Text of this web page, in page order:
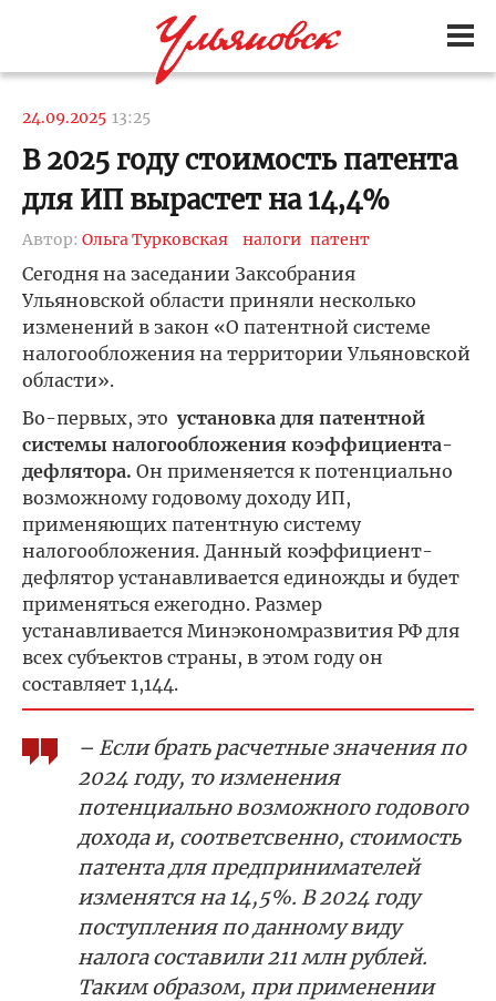
24.09.2025 13:25
В 2025 году стоимость патента
для ИП вырастет на 14,4%
Автор: Ольга Турковская налоги патент
Сегодня на заседании Заксобрания
Ульяновской области приняли несколько
изменений в закон «О патентной системе
налогообложения на территории Ульяновской
области».
Во-первых, этоустановка для патентной
системы налогообложения коэффициента-
дефлятора. Он применяется к потенциально
возможному годовому доходу ИП,
применяющих патентную систему
налогообложения. Данный коэффициент-
дефлятор устанавливается единожды и будет
применяться ежегодно. Размер
устанавливается Минэкономразвития РФ для
всех субъектов страны, в этом году он
составляет 1,144.
– Если брать расчетные значения по
2024 году, то изменения
потенциально возможного годового
дохода и, соответсвенно, стоимость
патента для предпринимателей
изменятся на 14,5%. В 2024 году
поступления по данному виду
налога составили 211 млн рублей.
Таким образом, при применении